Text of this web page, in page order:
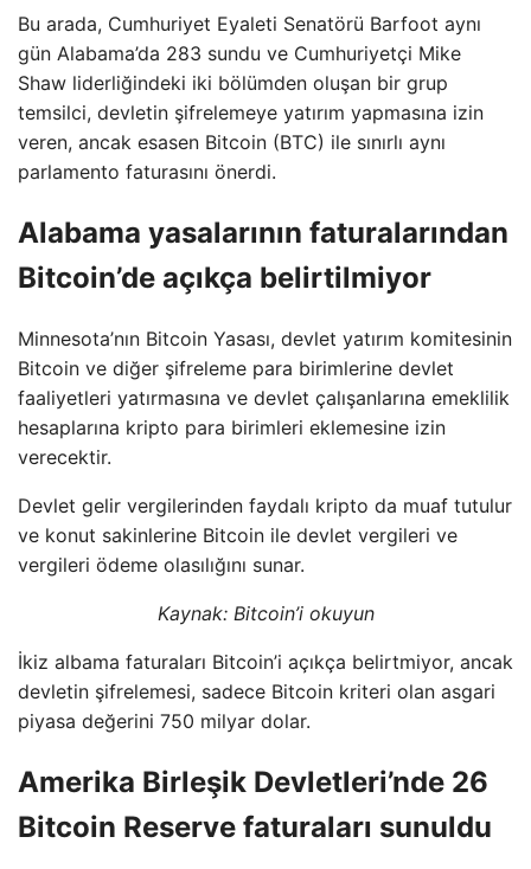
Bu arada, Cumhuriyet Eyaleti Senatörü Barfoot aynı
gün Alabama’da 283 sundu ve Cumhuriyetçi Mike
Shaw liderliğindeki iki bölümden oluşan bir grup
temsilci, devletin şifrelemeye yatırım yapmasına izin
veren, ancak esasen Bitcoin (BTC) ile sınırlı aynı
parlamento faturasını önerdi.
Alabama yasalarının faturalarından
Bitcoin’de açıkça belirtilmiyor
Minnesota’nın Bitcoin Yasası, devlet yatırım komitesinin
Bitcoin ve diğer şifreleme para birimlerine devlet
faaliyetleri yatırmasına ve devlet çalışanlarına emeklilik
hesaplarına kripto para birimleri eklemesine izin
verecektir.
Devlet gelir vergilerinden faydalı kripto da muaf tutulur
ve konut sakinlerine Bitcoin ile devlet vergileri ve
vergileri ödeme olasılığını sunar.
Kaynak: Bitcoin’i okuyun
İkiz albama faturaları Bitcoin’i açıkça belirtmiyor, ancak
devletin şifrelemesi, sadece Bitcoin kriteri olan asgari
piyasa değerini 750 milyar dolar.
Amerika Birleşik Devletleri’nde 26
Bitcoin Reserve faturaları sunuldu